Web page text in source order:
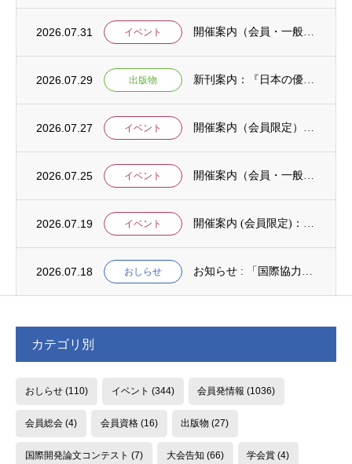
2026.07.31 イベント 開催案内（会員・一般）：IDCJ主催 第52回プロフェッショナル統計分析ワークショップ...
2026.07.29 出版物 新刊案内：『日本の優位性が通用しないという戦略ー地域の文化を考えた競争優位ー』ご案内
2026.07.27 イベント 開催案内（会員限定）：【8/6 公開シンポジウムのご案内】「持続可能で包括的な移住ガバ...
2026.07.25 イベント 開催案内（会員・一般）：【イベント案内】地域資源を生かしたキウイ農園での夏キャンプ「農...
2026.07.19 イベント 開催案内 (会員限定)：第4回 開発援助における技術協力部会（8月4日開催）
2026.07.18 おしらせ お知らせ : 「国際協力NGOスタディ・プログラム（中堅人材育成）」2次募集
カテゴリ別
おしらせ(110) イベント (344) 会員発情報 (1036)
会員総会(4) 会員資格(16) 出版物 (27)
国際開発論文コンテスト (7) 大会告知 (66) 学会賞 (4)